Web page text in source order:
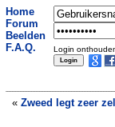
Home
Forum
Beelden
F.A.Q.
Login
« Zweed legt zeer